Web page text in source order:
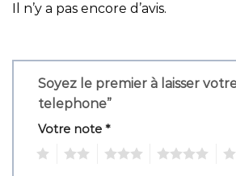
Il n’y a pas encore d’avis.
Soyez le premier à laisser votre
telephone”
Votre note *